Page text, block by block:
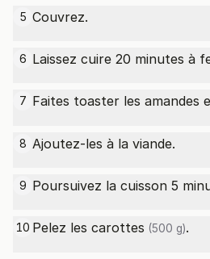
5 Couvrez.
6 Laissez cuire 20 minutes à
7 Faites toaster les amandes
8 Ajoutez-les à la viande.
9 Poursuivez la cuisson 5
10 Pelez les carottes (500 g).